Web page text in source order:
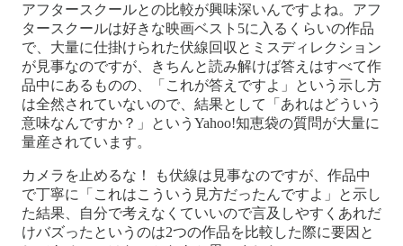
アフタースクールとの比較が興味深いんですよね。アフ
タースクールは好きな映画ベスト5に入るくらいの作品
で、大量に仕掛けられた伏線回収とミスディレクション
が見事なのですが、きちんと読み解けば答えはすべて作
品中にあるものの、「これが答えですよ」という示し方
は全然されていないので、結果として「あれはどういう
意味なんですか？」というYahoo!知恵袋の質問が大量に
量産されています。
カメラを止めるな！ も伏線は見事なのですが、作品中
で丁寧に「これはこういう見方だったんですよ」と示し
た結果、自分で考えなくていいので言及しやすくあれだ
けバズったというのは2つの作品を比較した際に要因と